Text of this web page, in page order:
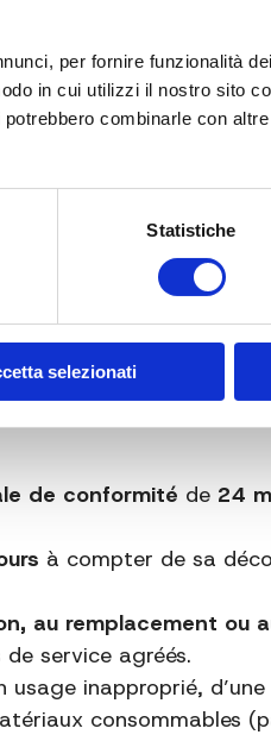
per fornire funzionalità
in cui utilizzi il nostro sito
combinarle con
Statistiche
selezionati
est transféré au client
le premier jour
un
e-mail :
Dosolo (MN)
complet.
à compter de la
de conformité de 24
à compter de sa
au remplacement ou
service agréés.
inapproprié,
consommables